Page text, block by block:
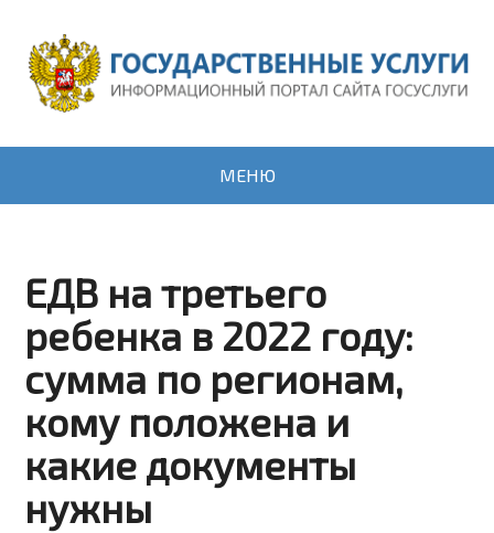
МЕНЮ
ЕДВ на третьего
ребенка в 2022 году:
сумма по регионам,
кому положена и
какие документы
нужны